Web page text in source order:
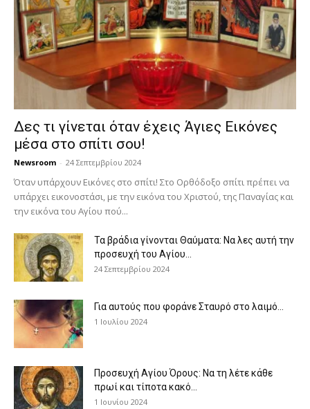
Δες τι γίνεται όταν έχεις Άγιες Εικόνες
μέσα στο σπίτι σου!
Newsroom - 24 Σεπτεμβρίου 2024
Όταν υπάρχουν Εικόνες στο σπίτι! Στο Ορθόδοξο σπίτι πρέπει να
υπάρχει εικονοστάσι, με την εικόνα του Χριστού, της Παν­αγίας και
την εικόνα του Αγίου πού...
Τα βράδια γίνονται Θαύματα: Να λες αυτή την
προσευχή του Αγίου...
24 Σεπτεμβρίου 2024
Για αυτούς που φοράνε Σταυρό στο λαιμό…
1 Ιουλίου 2024
Προσευχή Αγίου Όρους: Να τη λέτε κάθε
πρωί και τίποτα κακό...
1 Ιουνίου 2024